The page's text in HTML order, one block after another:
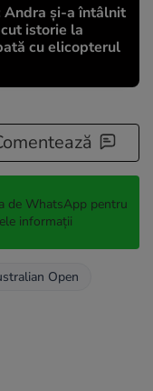
Andra și-a întâlnit
istorie la
cu elicopterul
de WhatsApp pentru
informații
Open